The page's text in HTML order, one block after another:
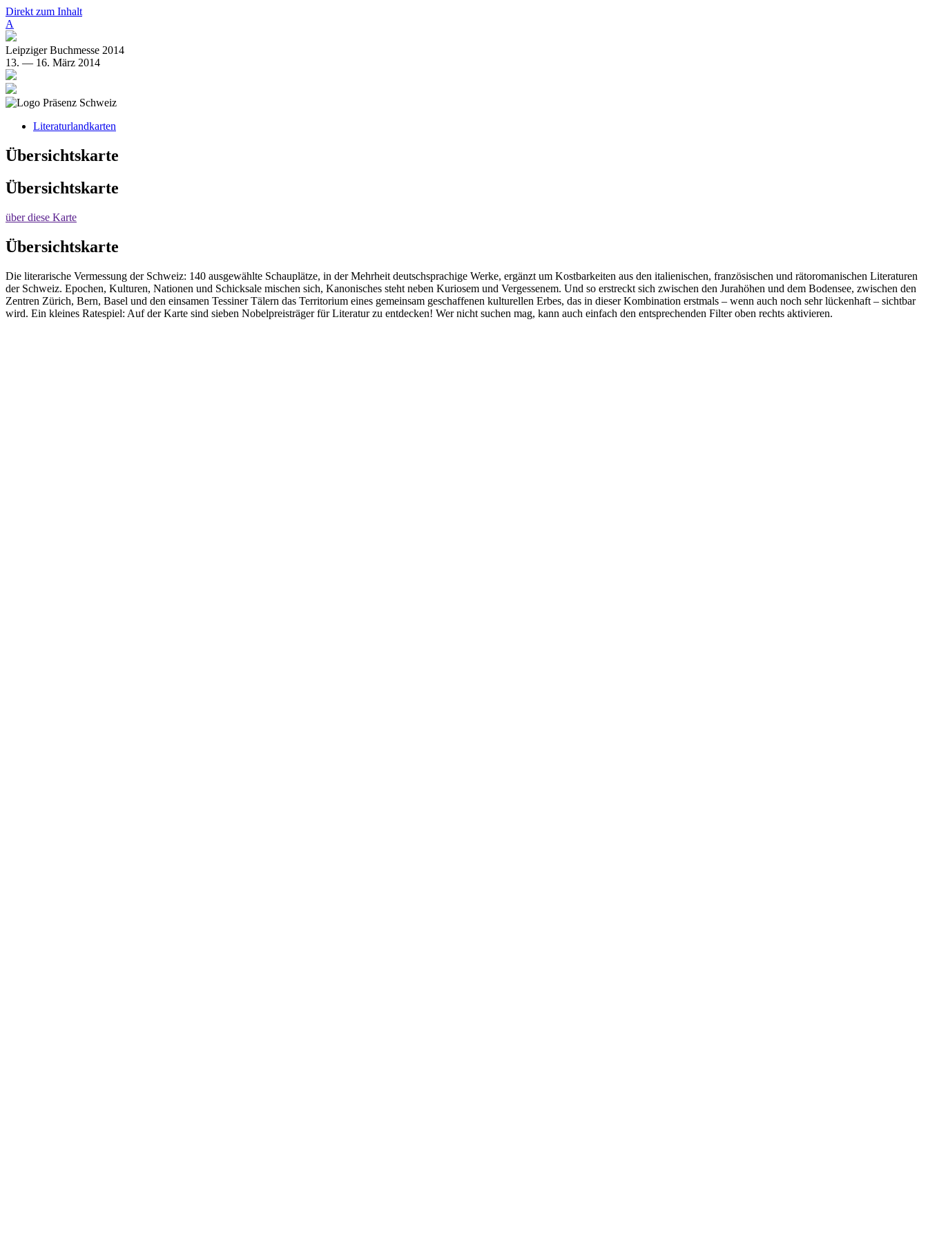
Direkt zum Inhalt
A
Leipziger Buchmesse 2014
13. — 16. März 2014
Literaturlandkarten
Übersichtskarte
Übersichtskarte
über diese Karte
Übersichtskarte
Die literarische Vermessung der Schweiz: 140 ausgewählte Schauplätze, in der Mehrheit deutschsprachige Werke, ergänzt um Kostbarkeiten aus den italienischen, französischen und rätoromanischen Literaturen
der Schweiz. Epochen, Kulturen, Nationen und Schicksale mischen sich, Kanonisches steht neben Kuriosem und Vergessenem. Und so erstreckt sich zwischen den Jurahöhen und dem Bodensee, zwischen den
Zentren Zürich, Bern, Basel und den einsamen Tessiner Tälern das Territorium eines gemeinsam geschaffenen kulturellen Erbes, das in dieser Kombination erstmals – wenn auch noch sehr lückenhaft – sichtbar
wird. Ein kleines Ratespiel: Auf der Karte sind sieben Nobelpreisträger für Literatur zu entdecken! Wer nicht suchen mag, kann auch einfach den entsprechenden Filter oben rechts aktivieren.